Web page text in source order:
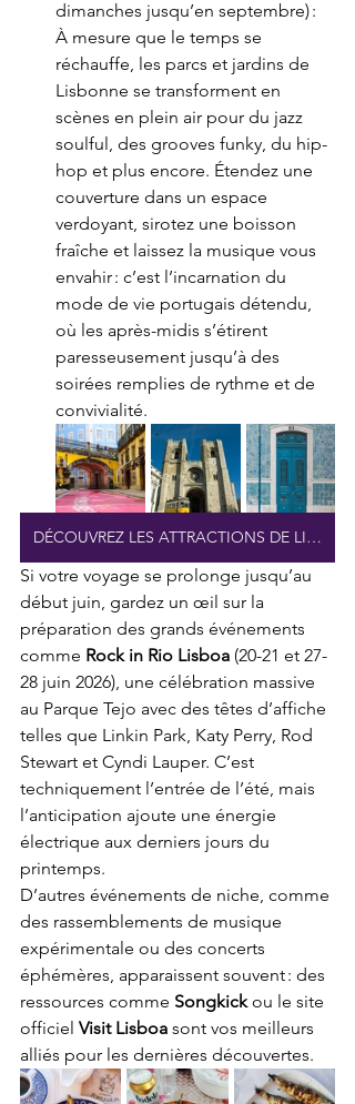
dimanches jusqu’en septembre) :
À mesure que le temps se
réchauffe, les parcs et jardins de
Lisbonne se transforment en
scènes en plein air pour du jazz
soulful, des grooves funky, du hip-
hop et plus encore. Étendez une
couverture dans un espace
verdoyant, sirotez une boisson
fraîche et laissez la musique vous
envahir : c’est l’incarnation du
mode de vie portugais détendu,
où les après-midis s’étirent
paresseusement jusqu’à des
soirées remplies de rythme et de
convivialité.
DÉCOUVREZ LES ATTRACTIONS DE LISBONNE
Si votre voyage se prolonge jusqu’au
début juin, gardez un œil sur la
préparation des grands événements
comme Rock in Rio Lisboa (20-21 et 27-
28 juin 2026), une célébration massive
au Parque Tejo avec des têtes d’affiche
telles que Linkin Park, Katy Perry, Rod
Stewart et Cyndi Lauper. C’est
techniquement l’entrée de l’été, mais
l’anticipation ajoute une énergie
électrique aux derniers jours du
printemps.
D’autres événements de niche, comme
des rassemblements de musique
expérimentale ou des concerts
éphémères, apparaissent souvent : des
ressources comme Songkick ou le site
officiel Visit Lisboa sont vos meilleurs
alliés pour les dernières découvertes.